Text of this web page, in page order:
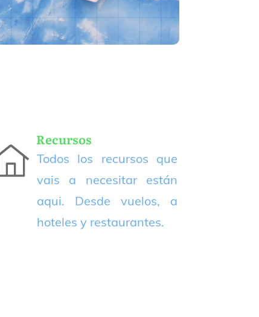
Recursos
Todos los recursos que
vais a necesitar están
aqui. Desde vuelos, a
hoteles y restaurantes.